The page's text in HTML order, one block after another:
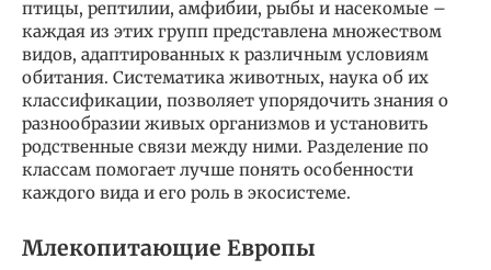
птицы, рептилии, амфибии, рыбы и насекомые –
каждая из этих групп представлена множеством
видов, адаптированных к различным условиям
обитания. Систематика животных, наука об их
классификации, позволяет упорядочить знания о
разнообразии живых организмов и установить
родственные связи между ними. Разделение по
классам помогает лучше понять особенности
каждого вида и его роль в экосистеме.
Млекопитающие Европы